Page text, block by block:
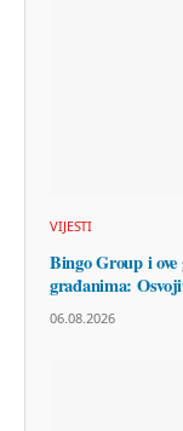
VIJESTI
Bingo Group i
građanima:
06.08.2026